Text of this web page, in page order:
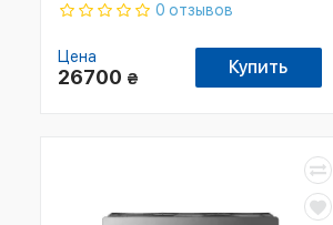
0 отзывов
Цена
26700 ₴
Купить